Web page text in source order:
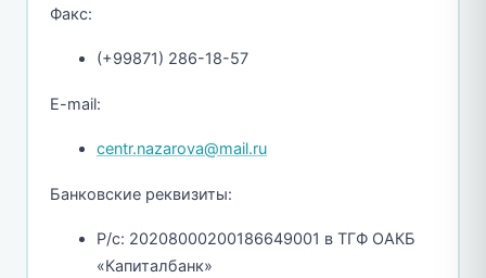
Факс:
(+99871) 286-18-57
E-mail:
centr.nazarova@mail.ru
Банковские реквизиты:
Р/с: 20208000200186649001 в ТГФ ОАКБ
«Капиталбанк»